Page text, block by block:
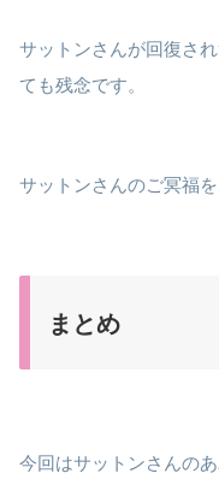
サットンさんが回復さ
ても残念です。
サットンさんのご冥福
まとめ
今回はサットンさんの